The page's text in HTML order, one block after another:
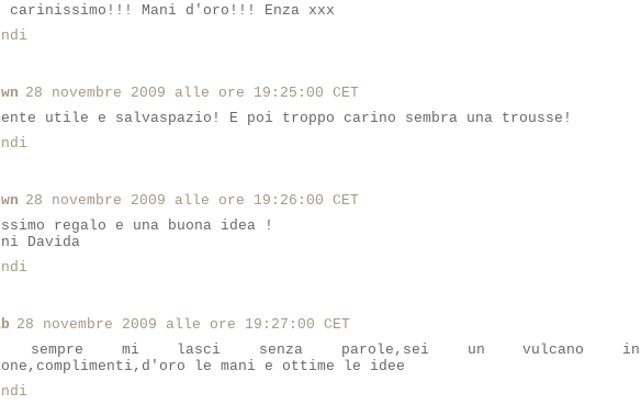
carinissimo!!! Mani d'oro!!! Enza xxx
28 novembre 2009 alle ore 19:25:00 CET
utile e salvaspazio! E poi troppo carino sembra una trousse!
28 novembre 2009 alle ore 19:26:00 CET
regalo e una buona idea !
Davida
28 novembre 2009 alle ore 19:27:00 CET
sempre mi lasci senza parole,sei un vulcano in
le mani e ottime le idee